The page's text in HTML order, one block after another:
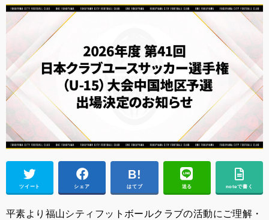
ツイート シェア はてブ 送る noteで書く
平素より福山シティフットボールクラブの活動にご理解・